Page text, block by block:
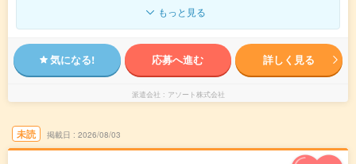
もっと見る
気になる! 応募へ進む 詳しく見る
派遣会社 アソート株式会社
未読 掲載日 2026/08/03